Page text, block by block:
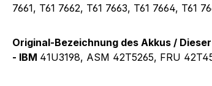
7661, T61 7662, T61 7663, T61 7664, T61
Original-Bezeichnung des Akkus /
- IBM 41U3198, ASM 42T5265, FRU